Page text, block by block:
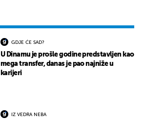
GDJE ĆE SAD?
U Dinamu je prošle godine predstavljen kao
mega transfer, danas je pao najniže u
karijeri
IZ VEDRA NEBA